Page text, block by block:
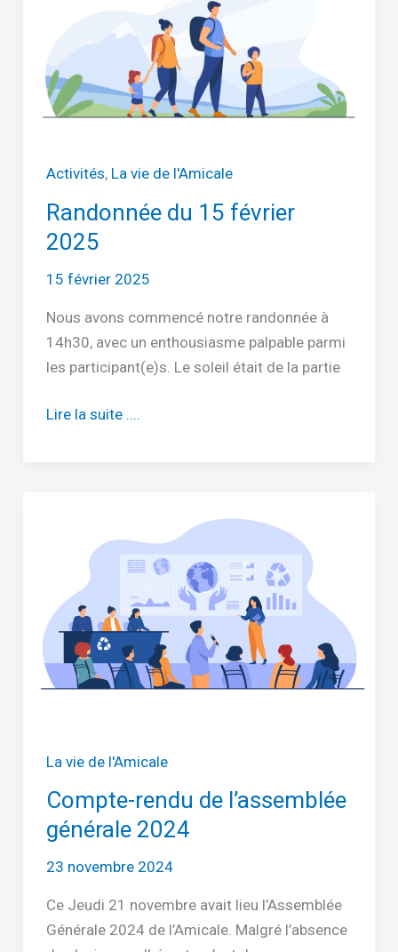
2025
Activités, La vie de l'Amicale
Randonnée du 15 février
2025
15 février 2025
Nous avons commencé notre randonnée à
14h30, avec un enthousiasme palpable parmi
les participant(e)s. Le soleil était de la partie
Randonnée
Lire la suite ....
La vie de l'Amicale
Compte-rendu de l’assemblée
générale 2024
23 novembre 2024
Ce Jeudi 21 novembre avait lieu l’Assemblée
Générale 2024 de l’Amicale. Malgré l’absence